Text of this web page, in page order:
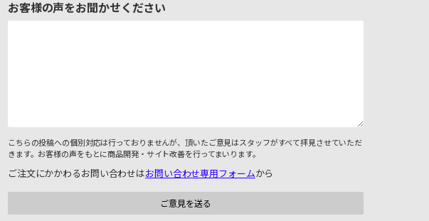
お客様の声をお聞かせください
こちらの投稿への個別対応は行っておりませんが、頂いたご意見はスタッフがすべて拝見させていただ
きます。お客様の声をもとに商品開発・サイト改善を行ってまいります。
ご注文にかかわるお問い合わせはお問い合わせ専用フォームから